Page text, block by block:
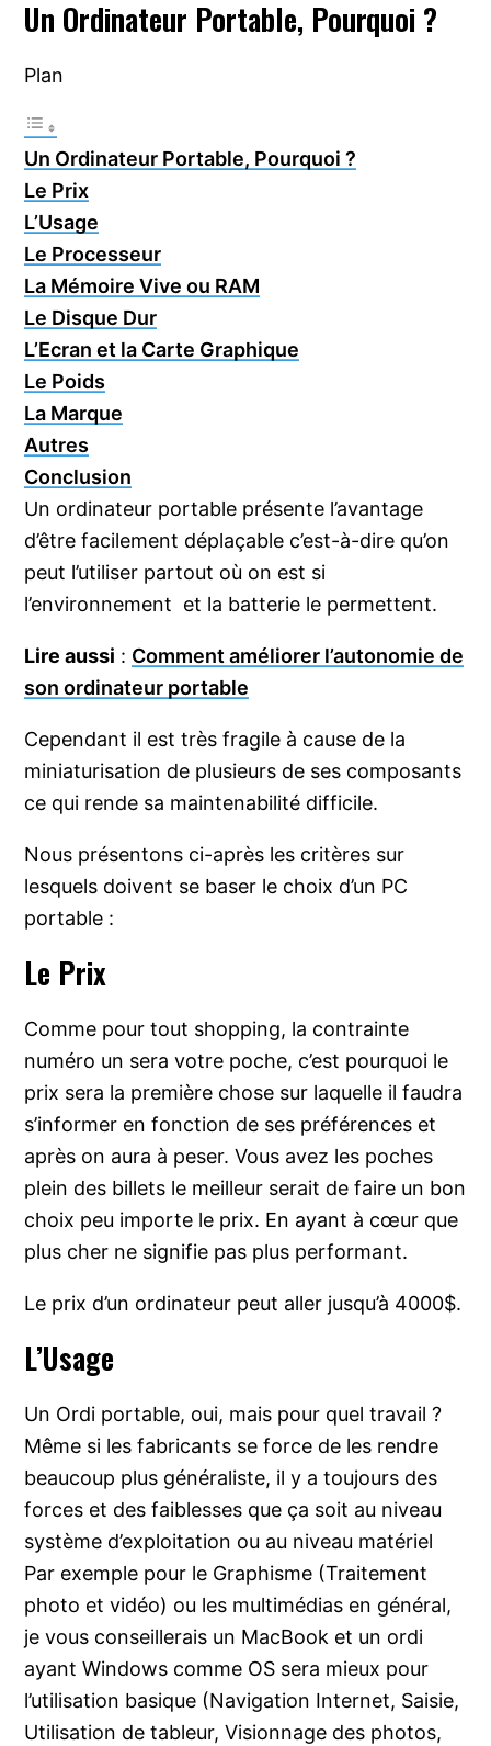
Un Ordinateur Portable, Pourquoi ?
Plan
Un Ordinateur Portable, Pourquoi ?
Le Prix
L’Usage
Le Processeur
La Mémoire Vive ou RAM
Le Disque Dur
L’Ecran et la Carte Graphique
Le Poids
La Marque
Autres
Conclusion
Un ordinateur portable présente l’avantage
d’être facilement déplaçable c’est-à-dire qu’on
peut l’utiliser partout où on est si
l’environnement et la batterie le permettent.
Lire aussi : Comment améliorer l’autonomie de
son ordinateur portable
Cependant il est très fragile à cause de la
miniaturisation de plusieurs de ses composants
ce qui rende sa maintenabilité difficile.
Nous présentons ci-après les critères sur
lesquels doivent se baser le choix d’un PC
portable :
Le Prix
Comme pour tout shopping, la contrainte
numéro un sera votre poche, c’est pourquoi le
prix sera la première chose sur laquelle il faudra
s’informer en fonction de ses préférences et
après on aura à peser. Vous avez les poches
plein des billets le meilleur serait de faire un bon
choix peu importe le prix. En ayant à cœur que
plus cher ne signifie pas plus performant.
Le prix d’un ordinateur peut aller jusqu’à 4000$.
L’Usage
Un Ordi portable, oui, mais pour quel travail ?
Même si les fabricants se force de les rendre
beaucoup plus généraliste, il y a toujours des
forces et des faiblesses que ça soit au niveau
système d’exploitation ou au niveau matériel
Par exemple pour le Graphisme (Traitement
photo et vidéo) ou les multimédias en général,
je vous conseillerais un MacBook et un ordi
ayant Windows comme OS sera mieux pour
l’utilisation basique (Navigation Internet, Saisie,
Utilisation de tableur, Visionnage des photos,